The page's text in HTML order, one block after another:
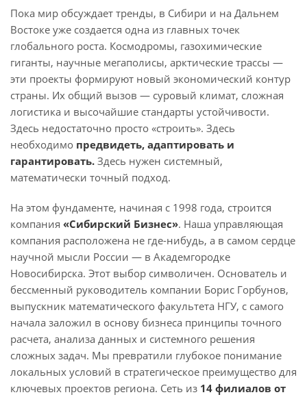
Пока мир обсуждает тренды, в Сибири и на Дальнем
Востоке уже создается одна из главных точек
глобального роста. Космодромы, газохимические
гиганты, научные мегаполисы, арктические трассы —
эти проекты формируют новый экономический контур
страны. Их общий вызов — суровый климат, сложная
логистика и высочайшие стандарты устойчивости.
Здесь недостаточно просто «строить». Здесь
необходимо предвидеть, адаптировать и
гарантировать. Здесь нужен системный,
математически точный подход.
На этом фундаменте, начиная с 1998 года, строится
компания «Сибирский Бизнес». Наша управляющая
компания расположена не где-нибудь, а в самом сердце
научной мысли России — в Академгородке
Новосибирска. Этот выбор символичен. Основатель и
бессменный руководитель компании Борис Горбунов,
выпускник математического факультета НГУ, с самого
начала заложил в основу бизнеса принципы точного
расчета, анализа данных и системного решения
сложных задач. Мы превратили глубокое понимание
локальных условий в стратегическое преимущество для
ключевых проектов региона. Сеть из 14 филиалов от